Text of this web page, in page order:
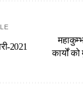
2021
कार्यों